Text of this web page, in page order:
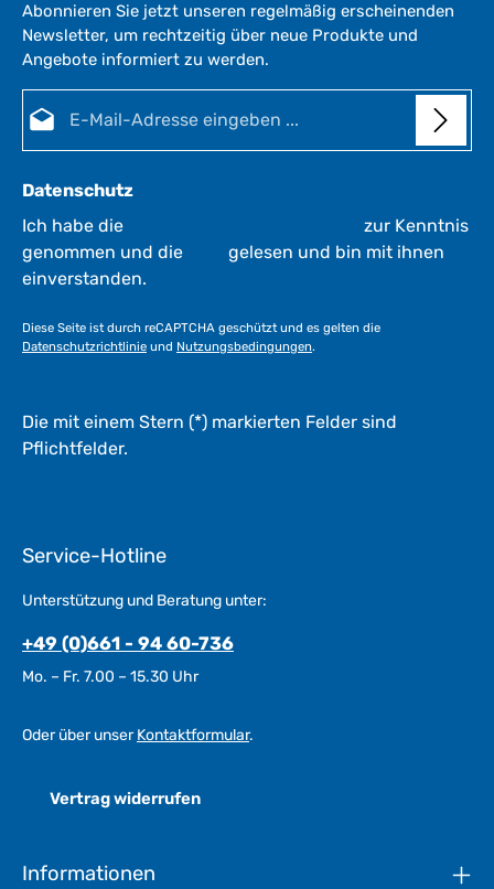
Abonnieren Sie jetzt unseren regelmäßig erscheinenden
Newsletter, um rechtzeitig über neue Produkte und
Angebote informiert zu werden.
Datenschutz
Ich habe die
zur Kenntnis
genommen und die
gelesen und bin mit ihnen
einverstanden.
Diese Seite ist durch reCAPTCHA geschützt und es gelten die
Datenschutzrichtlinie und Nutzungsbedingungen.
Die mit einem Stern (*) markierten Felder sind
Pflichtfelder.
Service-Hotline
Unterstützung und Beratung unter:
+49 (0)661 - 94 60-736
Mo. – Fr. 7.00 – 15.30 Uhr
Oder über unserKontaktformular.
Vertrag widerrufen
Informationen